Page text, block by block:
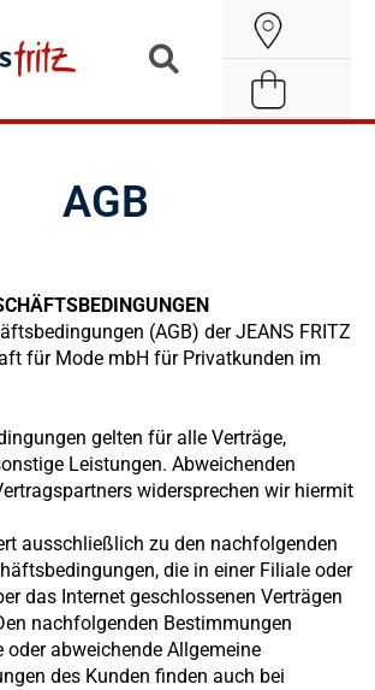
öffnen
AGB
(AGB) der JEANS FRITZ
für Mode mbH für Privatkunden im
gelten für alle Verträge,
Leistungen. Abweichenden
widersprechen wir hiermit
ausschließlich zu den nachfolgenden
die in einer Filiale oder
das Internet geschlossenen Verträgen
nachfolgenden Bestimmungen
oder abweichende Allgemeine
des Kunden finden auch bei